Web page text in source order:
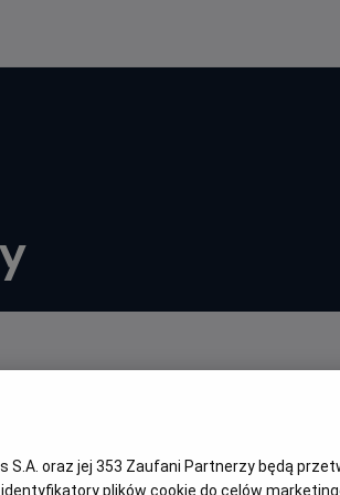
-
Helios
S.A. oraz jej 353 Zaufani Partnerzy będą
plików cookie do celów